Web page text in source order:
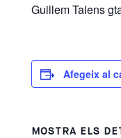
Guillem Talens
Afegeix al
MOSTRA ELS